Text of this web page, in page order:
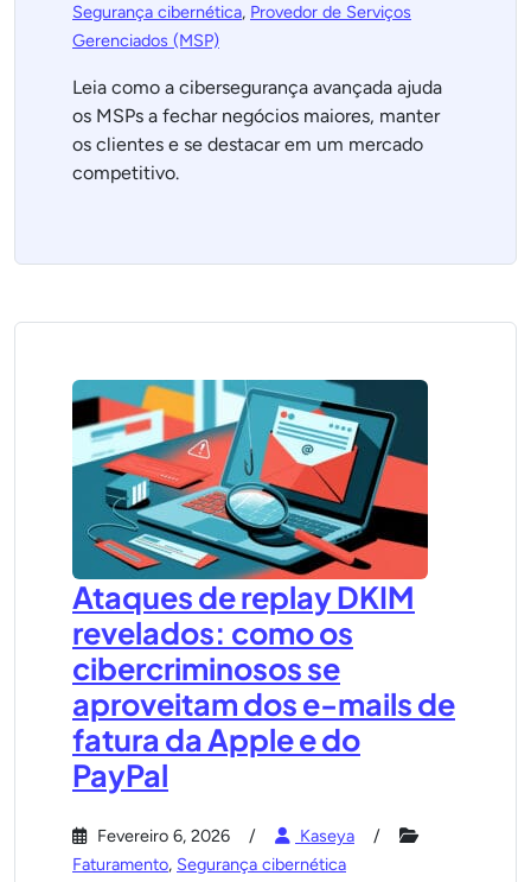
Segurança cibernética, Provedor de Serviços
Gerenciados (MSP)
Leia como a cibersegurança avançada ajuda
os MSPs a fechar negócios maiores, manter
os clientes e se destacar em um mercado
competitivo.
Ataques de replay DKIM
revelados: como os
cibercriminosos se
aproveitam dos e-mails de
fatura da Apple e do
PayPal
Fevereiro 6, 2026
Kaseya
Faturamento, Segurança cibernética